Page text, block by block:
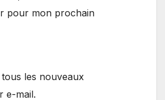
pour mon prochain
les nouveaux
e-mail.